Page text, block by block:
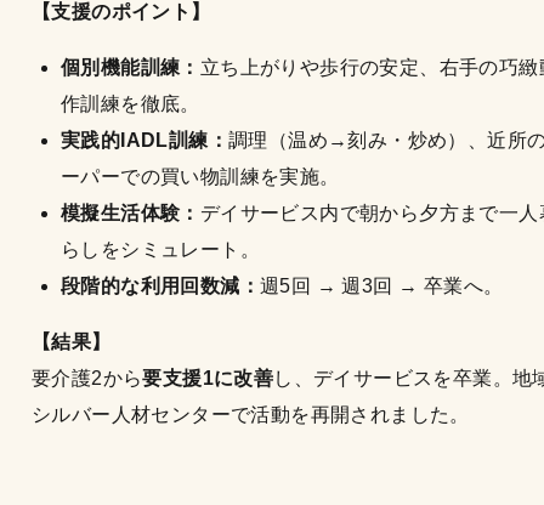
【支援のポイント】
個別機能訓練： 立ち上がりや歩行の安定、右手の巧緻
作訓練を徹底。
実践的IADL訓練： 調理（温め→刻み・炒め）、近所
ーパーでの買い物訓練を実施。
模擬生活体験： デイサービス内で朝から夕方まで一人
らしをシミュレート。
段階的な利用回数減： 週5回 → 週3回 → 卒業へ。
【結果】
要介護2から要支援1に改善し、デイサービスを卒業。地
シルバー人材センターで活動を再開されました。